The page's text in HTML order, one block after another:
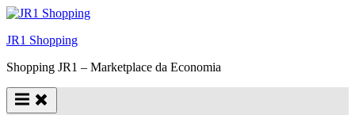
Skip
content
JR1 Shopping
Shopping JR1 – Marketplace da Economia